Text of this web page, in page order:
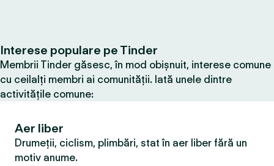
Interese populare pe Tinder
Membrii Tinder găsesc, în mod obișnuit, interese comune
cu ceilalți membri ai comunității. Iată unele dintre
activitățile comune:
Aer liber
Drumeții, ciclism, plimbări, stat în aer liber fără un
motiv anume.